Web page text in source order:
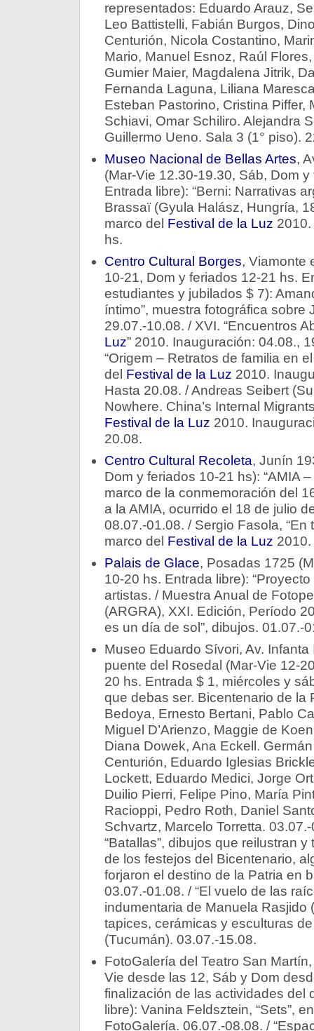
representados: Eduardo Arauz,
Leo Battistelli, Fabián Burgos,
Centurión, Nicola Costantino,
Mario, Manuel Esnoz, Raúl
Gumier Maier, Magdalena Jitrik,
Fernanda Laguna, Liliana
Esteban Pastorino, Cristina Piffer,
Schiavi, Omar Schiliro. Alejandra
Guillermo Ueno. Sala 3 (1° piso).
Museo Nacional de Bellas Artes,
(Mar-Vie 12.30-19.30, Sáb, Dom
Entrada libre): “Berni: Narrativas
Brassaï (Gyula Halász, Hungría,
marco del Festival de la Luz
hs.
Centro Cultural Borges, Viamonte
10-21, Dom y feriados 12-21 hs.
estudiantes y jubilados $ 7):
íntimo”, muestra fotográfica sobre
29.07.-10.08. / XVI. “Encuentros
Luz” 2010. Inauguración: 04.08.,
“Origem – Retratos de familia en
del Festival de la Luz 2010.
Hasta 20.08. / Andreas Seibert
Nowhere. China’s Internal
Festival de la Luz 2010.
20.08.
Centro Cultural Recoleta, Junín
Dom y feriados 10-21 hs): “AMIA
marco de la conmemoración del
a la AMIA, ocurrido el 18 de julio
08.07.-01.08. / Sergio Fasola, “En
marco del Festival de la Luz
Palais de Glace, Posadas 1725
10-20 hs. Entrada libre):
artistas. / Muestra Anual de
(ARGRA), XXI. Edición, Período
es un día de sol”, dibujos. 01.07.-
Museo Eduardo Sívori, Av.
puente del Rosedal (Mar-Vie 12-
20 hs. Entrada $ 1, miércoles y
que debas ser. Bicentenario de la
Bedoya, Ernesto Bertani, Pablo
Miguel D’Arienzo, Maggie de
Diana Dowek, Ana Eckell.
Centurión, Eduardo Iglesias
Lockett, Eduardo Medici, Jorge
Duilio Pierri, Felipe Pino, María
Racioppi, Pedro Roth, Daniel
Schvartz, Marcelo Torretta.
“Batallas”, dibujos que reilustran
de los festejos del Bicentenario,
forjaron el destino de la Patria en
03.07.-01.08. / “El vuelo de las
indumentaria de Manuela Rasjido
tapices, cerámicas y esculturas
(Tucumán). 03.07.-15.08.
FotoGalería del Teatro San
Vie desde las 12, Sáb y Dom
finalización de las actividades del
libre): Vanina Feldsztein, “Sets”,
FotoGalería. 06.07.-08.08. /